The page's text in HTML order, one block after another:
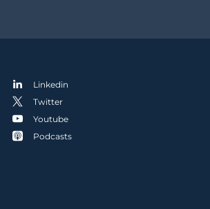
Linkedin
Twitter
Youtube
Podcasts